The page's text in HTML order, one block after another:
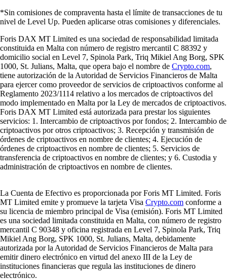
*Sin comisiones de compraventa hasta el límite de transacciones de tu
nivel de Level Up. Pueden aplicarse otras comisiones y diferenciales.
Foris DAX MT Limited es una sociedad de responsabilidad limitada
constituida en Malta con número de registro mercantil C 88392 y
domicilio social en Level 7, Spinola Park, Triq Mikiel Ang Borg, SPK
1000, St. Julians, Malta, que opera bajo el nombre de Crypto.com,
tiene autorización de la Autoridad de Servicios Financieros de Malta
para ejercer como proveedor de servicios de criptoactivos conforme al
Reglamento 2023/1114 relativo a los mercados de criptoactivos del
modo implementado en Malta por la Ley de mercados de criptoactivos.
Foris DAX MT Limited está autorizada para prestar los siguientes
servicios: 1. Intercambio de criptoactivos por fondos; 2. Intercambio de
criptoactivos por otros criptoactivos; 3. Recepción y transmisión de
órdenes de criptoactivos en nombre de clientes; 4. Ejecución de
órdenes de criptoactivos en nombre de clientes; 5. Servicios de
transferencia de criptoactivos en nombre de clientes; y 6. Custodia y
administración de criptoactivos en nombre de clientes.
La Cuenta de Efectivo es proporcionada por Foris MT Limited. Foris
MT Limited emite y promueve la tarjeta Visa Crypto.com conforme a
su licencia de miembro principal de Visa (emisión). Foris MT Limited
es una sociedad limitada constituida en Malta, con número de registro
mercantil C 90348 y oficina registrada en Level 7, Spinola Park, Triq
Mikiel Ang Borg, SPK 1000, St. Julians, Malta, debidamente
autorizada por la Autoridad de Servicios Financieros de Malta para
emitir dinero electrónico en virtud del anexo III de la Ley de
instituciones financieras que regula las instituciones de dinero
electrónico.